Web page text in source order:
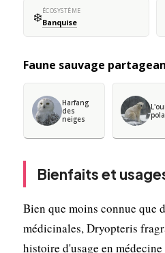
❄️ÉCOSYSTÈME
Banquise
Faune sauvage
Harfang
des
neiges
Bienfaits et
Bien que moins connue que
médicinales, Dryopteris
histoire d'usage en